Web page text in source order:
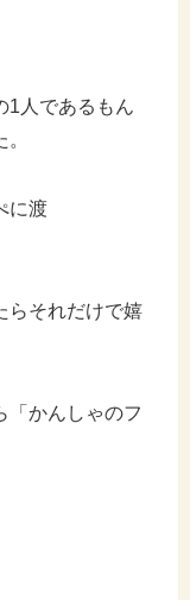
1人であるもん
らそれだけで嬉
「かんしゃのフ